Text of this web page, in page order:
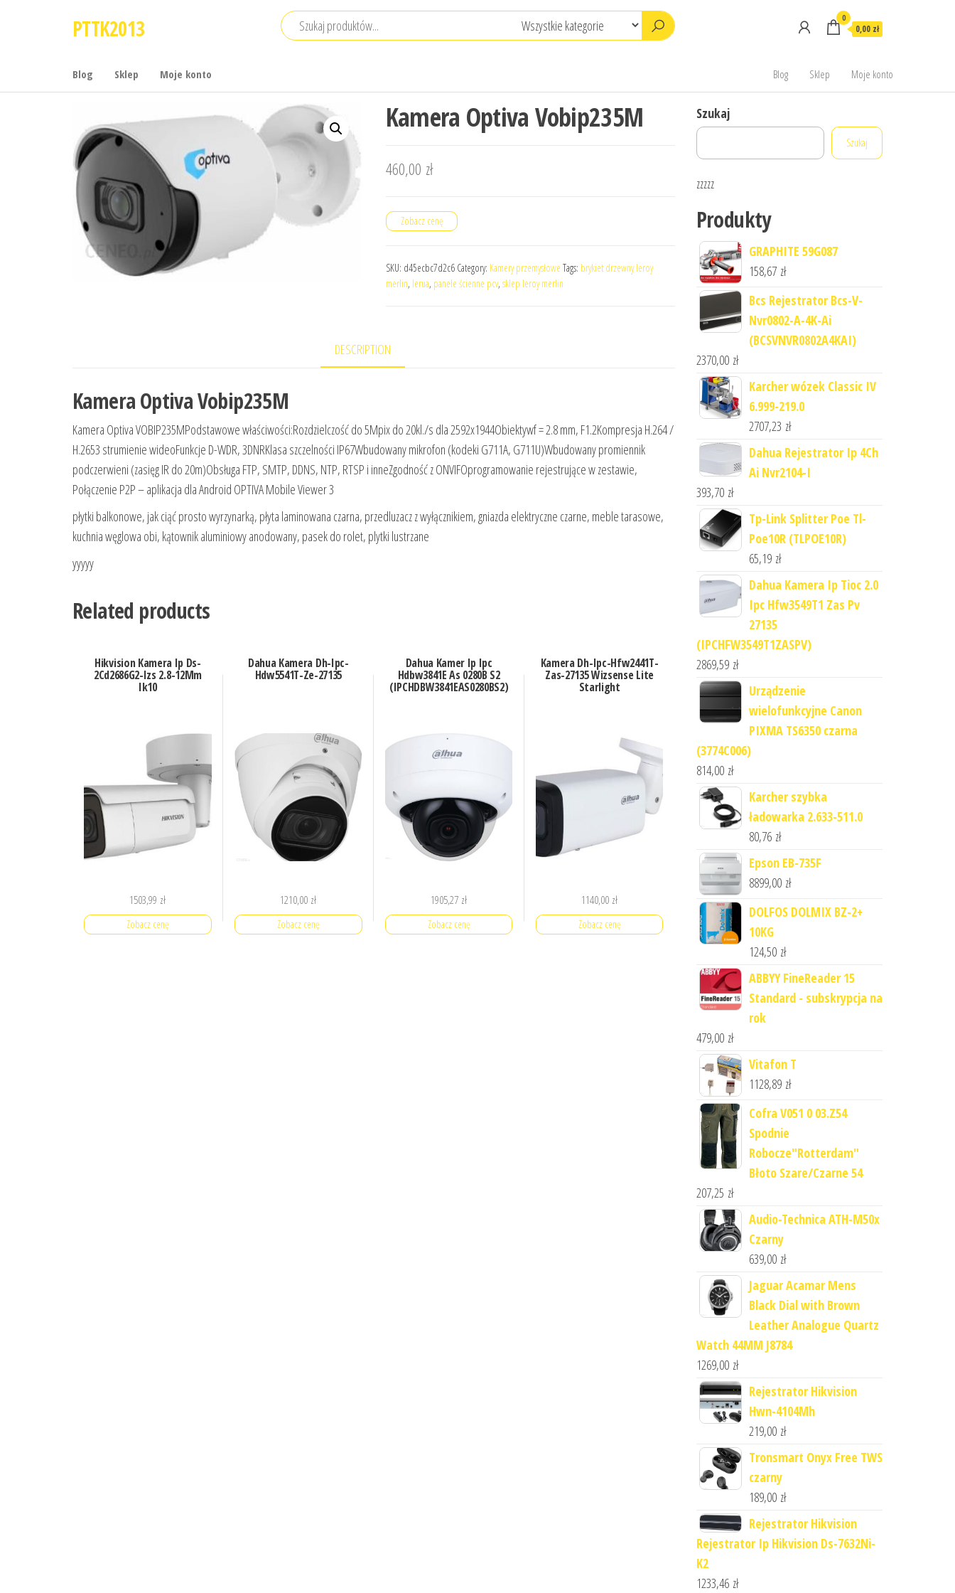
PTTK2013 0
0,00 zł
Blog Sklep Moje konto Blog Sklep Moje konto
Kamera Optiva Vobip235M
460,00 zł
Zobacz cenę
SKU: d45ecbc7d2c6 Category: Kamery przemysłowe Tags: brykiet drzewny leroy
merlin, lerua, panele ścienne pcv, sklep leroy merlin
DESCRIPTION
Kamera Optiva Vobip235M
Kamera Optiva VOBIP235MPodstawowe właściwości:Rozdzielczość do 5Mpix do 20kl./s dla 2592x1944Obiektywf = 2.8 mm, F1.2Kompresja H.264 /
H.2653 strumienie wideoFunkcje D-WDR, 3DNRKlasa szczelności IP67Wbudowany mikrofon (kodeki G711A, G711U)Wbudowany promiennik
podczerwieni (zasięg IR do 20m)Obsługa FTP, SMTP, DDNS, NTP, RTSP i inneZgodność z ONVIFOprogramowanie rejestrujące w zestawie,
Połączenie P2P – aplikacja dla Android OPTIVA Mobile Viewer 3
płytki balkonowe, jak ciąć prosto wyrzynarką, płyta laminowana czarna, przedluzacz z wyłącznikiem, gniazda elektryczne czarne, meble tarasowe,
kuchnia węglowa obi, kątownik aluminiowy anodowany, pasek do rolet, plytki lustrzane
yyyyy
Related products
Hikvision Kamera Ip Ds-
2Cd2686G2-Izs 2.8-12Mm
Ik10
1503,99 zł
Zobacz cenę
Dahua Kamera Dh-Ipc-
Hdw5541T-Ze-27135
1210,00 zł
Zobacz cenę
Dahua Kamer Ip Ipc
Hdbw3841E As 0280B S2
(IPCHDBW3841EAS0280BS2)
1905,27 zł
Zobacz cenę
Kamera Dh-Ipc-Hfw2441T-
Zas-27135 Wizsense Lite
Starlight
1140,00 zł
Zobacz cenę
Szukaj
Szukaj
zzzzz
Produkty
GRAPHITE 59G087
158,67 zł
Bcs Rejestrator Bcs-V-
Nvr0802-A-4K-Ai
(BCSVNVR0802A4KAI)
2370,00 zł
Karcher wózek Classic IV
6.999-219.0
2707,23 zł
Dahua Rejestrator Ip 4Ch
Ai Nvr2104-I
393,70 zł
Tp-Link Splitter Poe Tl-
Poe10R (TLPOE10R)
65,19 zł
Dahua Kamera Ip Tioc 2.0
Ipc Hfw3549T1 Zas Pv
27135
(IPCHFW3549T1ZASPV)
2869,59 zł
Urządzenie
wielofunkcyjne Canon
PIXMA TS6350 czarna
(3774C006)
814,00 zł
Karcher szybka
ładowarka 2.633-511.0
80,76 zł
Epson EB-735F
8899,00 zł
DOLFOS DOLMIX BZ-2+
10KG
124,50 zł
ABBYY FineReader 15
Standard - subskrypcja na
rok
479,00 zł
Vitafon T
1128,89 zł
Cofra V051 0 03.Z54
Spodnie
Robocze"Rotterdam"
Błoto Szare/Czarne 54
207,25 zł
Audio-Technica ATH-M50x
Czarny
639,00 zł
Jaguar Acamar Mens
Black Dial with Brown
Leather Analogue Quartz
Watch 44MM J8784
1269,00 zł
Rejestrator Hikvision
Hwn-4104Mh
219,00 zł
Tronsmart Onyx Free TWS
czarny
189,00 zł
Rejestrator Hikvision
Rejestrator Ip Hikvision Ds-7632Ni-
K2
1233,46 zł